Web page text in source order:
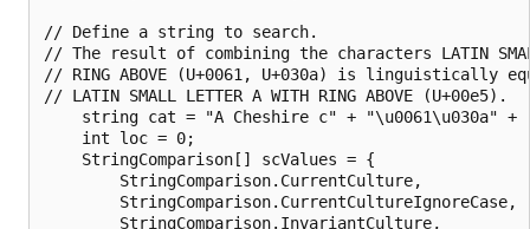
// Define a string to search.
// The result of combining the characters LATIN SMALL
// RING ABOVE (U+0061, U+030a) is linguistically
// LATIN SMALL LETTER A WITH RING ABOVE (U+00e5).
string cat = "A Cheshire c" + "\u0061\u030a" +
    int loc = 0;
    StringComparison[] scValues = {
        StringComparison.CurrentCulture,
        StringComparison.CurrentCultureIgnoreCase,
        StringComparison.InvariantCulture,